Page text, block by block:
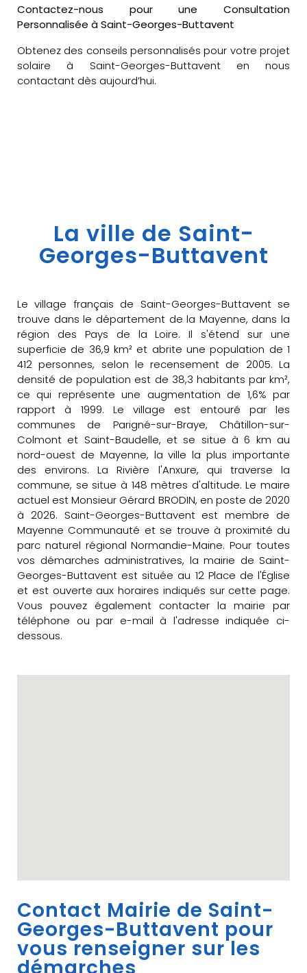
Contactez-nous pour une Consultation
Personnalisée à Saint-Georges-Buttavent
Obtenez des conseils personnalisés pour votre projet
solaire à Saint-Georges-Buttavent en nous
contactant dès aujourd’hui.
La ville de Saint-
Georges-Buttavent
Le village français de Saint-Georges-Buttavent se
trouve dans le département de la Mayenne, dans la
région des Pays de la Loire. Il s'étend sur une
superficie de 36,9 km² et abrite une population de 1
412 personnes, selon le recensement de 2005. La
densité de population est de 38,3 habitants par km²,
ce qui représente une augmentation de 1,6% par
rapport à 1999. Le village est entouré par les
communes de Parigné-sur-Braye, Châtillon-sur-
Colmont et Saint-Baudelle, et se situe à 6 km au
nord-ouest de Mayenne, la ville la plus importante
des environs. La Rivière l'Anxure, qui traverse la
commune, se situe à 148 mètres d'altitude. Le maire
actuel est Monsieur Gérard BRODIN, en poste de 2020
à 2026. Saint-Georges-Buttavent est membre de
Mayenne Communauté et se trouve à proximité du
parc naturel régional Normandie-Maine. Pour toutes
vos démarches administratives, la mairie de Saint-
Georges-Buttavent est située au 12 Place de l'Église
et est ouverte aux horaires indiqués sur cette page.
Vous pouvez également contacter la mairie par
téléphone ou par e-mail à l'adresse indiquée ci-
dessous.
Contact Mairie de Saint-
Georges-Buttavent pour
vous renseigner sur les